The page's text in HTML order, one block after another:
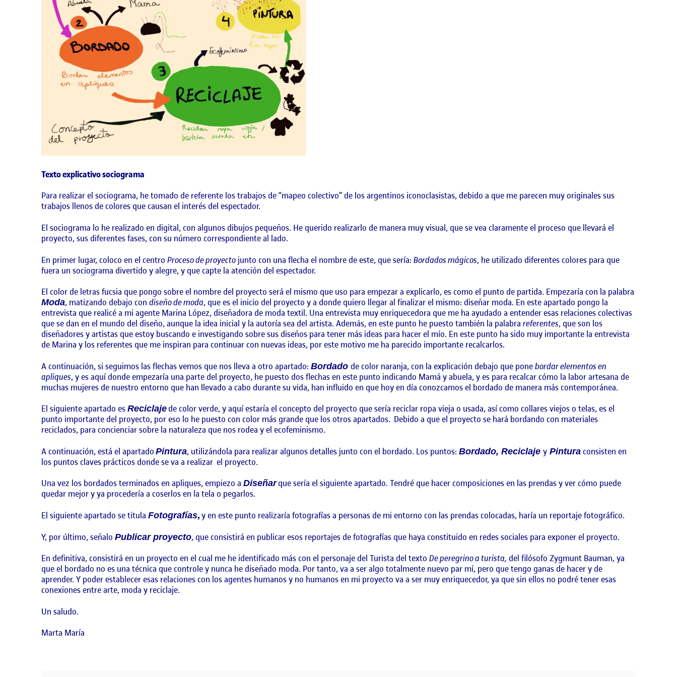
Texto explicativo sociograma
Para realizar el sociograma, he tomado de referente los trabajos de “mapeo colectivo” de los argentinos iconoclasistas, debido a que me parecen muy originales sus
trabajos llenos de colores que causan el interés del espectador.
El sociograma lo he realizado en digital, con algunos dibujos pequeños. He querido realizarlo de manera muy visual, que se vea claramente el proceso que llevará el
proyecto, sus diferentes fases, con su número correspondiente al lado.
En primer lugar, coloco en el centro Proceso de proyecto junto con una flecha el nombre de este, que sería: Bordados mágicos, he utilizado diferentes colores para que
fuera un sociograma divertido y alegre, y que capte la atención del espectador.
El color de letras fucsia que pongo sobre el nombre del proyecto será el mismo que uso para empezar a explicarlo, es como el punto de partida. Empezaría con la palabra
Moda, matizando debajo con diseño de moda, que es el inicio del proyecto y a donde quiero llegar al finalizar el mismo: diseñar moda. En este apartado pongo la
entrevista que realicé a mi agente Marina López, diseñadora de moda textil. Una entrevista muy enriquecedora que me ha ayudado a entender esas relaciones colectivas
que se dan en el mundo del diseño, aunque la idea inicial y la autoría sea del artista. Además, en este punto he puesto también la palabra referentes, que son los
diseñadores y artistas que estoy buscando e investigando sobre sus diseños para tener más ideas para hacer el mío. En este punto ha sido muy importante la entrevista
de Marina y los referentes que me inspiran para continuar con nuevas ideas, por este motivo me ha parecido importante recalcarlos.
A continuación, si seguimos las flechas vemos que nos lleva a otro apartado: Bordado de color naranja, con la explicación debajo que ponebordar elementos en
apliques, y es aquí donde empezaría una parte del proyecto, he puesto dos flechas en este punto indicando Mamá y abuela, y es para recalcar cómo la labor artesana de
muchas mujeres de nuestro entorno que han llevado a cabo durante su vida, han influido en que hoy en día conozcamos el bordado de manera más contemporánea.
El siguiente apartado es Reciclaje de color verde, y aquí estaría el concepto del proyecto que sería reciclar ropa vieja o usada, así como collares viejos o telas, es el
punto importante del proyecto, por eso lo he puesto con color más grande que los otros apartados. Debido a que el proyecto se hará bordando con materiales
reciclados, para concienciar sobre la naturaleza que nos rodea y el ecofeminismo.
A continuación, está el apartado Pintura, utilizándola para realizar algunos detalles junto con el bordado. Los puntos: Bordado, Reciclaje y Pintura consisten en
los puntos claves prácticos donde se va a realizar el proyecto.
Una vez los bordados terminados en apliques, empiezo a Diseñar que sería el siguiente apartado. Tendré que hacer composiciones en las prendas y ver cómo puede
quedar mejor y ya procedería a coserlos en la tela o pegarlos.
El siguiente apartado se titula Fotografías,y en este punto realizaría fotografías a personas de mi entorno con las prendas colocadas, haría un reportaje fotográfico.
Y, por último, señalo Publicar proyecto, que consistirá en publicar esos reportajes de fotografías que haya constituido en redes sociales para exponer el proyecto.
En definitiva, consistirá en un proyecto en el cual me he identificado más con el personaje del Turista del texto De peregrino a turista, del filósofo Zygmunt Bauman, ya
que el bordado no es una técnica que controle y nunca he diseñado moda. Por tanto, va a ser algo totalmente nuevo par mí, pero que tengo ganas de hacer y de
aprender. Y poder establecer esas relaciones con los agentes humanos y no humanos en mi proyecto va a ser muy enriquecedor, ya que sin ellos no podré tener esas
conexiones entre arte, moda y reciclaje.
Un saludo.
Marta María